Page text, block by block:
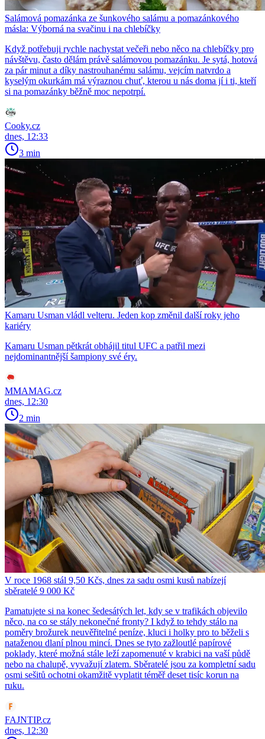
Salámová pomazánka ze šunkového salámu a pomazánkového
másla: Výborná na svačinu i na chlebíčky
Když potřebuji rychle nachystat večeři nebo něco na chlebíčky pro
návštěvu, často dělám právě salámovou pomazánku. Je sytá, hotová
za pár minut a díky nastrouhanému salámu, vejcím natvrdo a
kyselým okurkám má výraznou chuť, kterou u nás doma jí i ti, kteří
si na pomazánky běžně moc nepotrpí.
Cooky.cz
dnes, 12:33
3 min
Kamaru Usman vládl velteru. Jeden kop změnil další roky jeho
kariéry
Kamaru Usman pětkrát obhájil titul UFC a patřil mezi
nejdominantnější šampiony své éry.
MMAMAG.cz
dnes, 12:30
2 min
V roce 1968 stál 9,50 Kčs, dnes za sadu osmi kusů nabízejí
sběratelé 9 000 Kč
Pamatujete si na konec šedesátých let, kdy se v trafikách objevilo
něco, na co se stály nekonečné fronty? I když to tehdy stálo na
poměry brožurek neuvěřitelné peníze, kluci i holky pro to běželi s
nataženou dlaní plnou mincí. Dnes se tyto zažloutlé papírové
poklady, které možná stále leží zapomenuté v krabici na vaší půdě
nebo na chalupě, vyvažují zlatem. Sběratelé jsou za kompletní sadu
osmi sešitů ochotni okamžitě vyplatit téměř deset tisíc korun na
ruku.
FAJNTIP.cz
dnes, 12:30